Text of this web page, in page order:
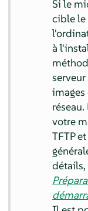
Si le
cible le
à
images
votre
TFTP